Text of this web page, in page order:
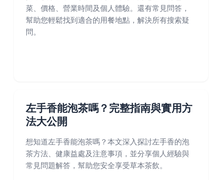
菜、價格、營業時間及個人體驗。還有常見問答，
幫助您輕鬆找到適合的用餐地點，解決所有搜索疑
問。
左手香能泡茶嗎？完整指南與實用方
法大公開
想知道左手香能泡茶嗎？本文深入探討左手香的泡
茶方法、健康益處及注意事項，並分享個人經驗與
常見問題解答，幫助您安全享受草本茶飲。